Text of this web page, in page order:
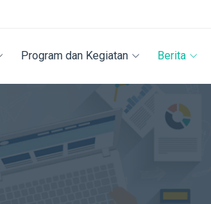
Program dan Kegiatan Berita